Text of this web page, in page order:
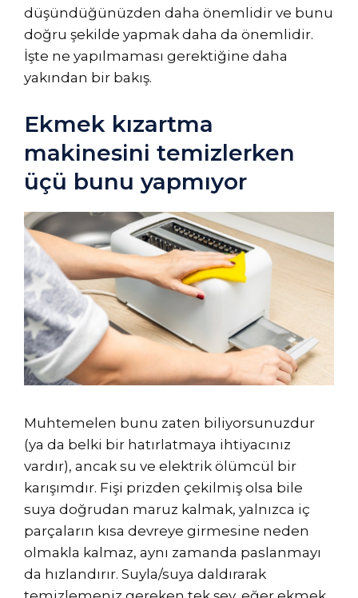
düşündüğünüzden daha önemlidir ve bunu
doğru şekilde yapmak daha da önemlidir.
İşte ne yapılmaması gerektiğine daha
yakından bir bakış.
Ekmek kızartma
makinesini temizlerken
üçü bunu yapmıyor
Muhtemelen bunu zaten biliyorsunuzdur
(ya da belki bir hatırlatmaya ihtiyacınız
vardır), ancak su ve elektrik ölümcül bir
karışımdır. Fişi prizden çekilmiş olsa bile
suya doğrudan maruz kalmak, yalnızca iç
parçaların kısa devreye girmesine neden
olmakla kalmaz, aynı zamanda paslanmayı
da hızlandırır. Suyla/suya daldırarak